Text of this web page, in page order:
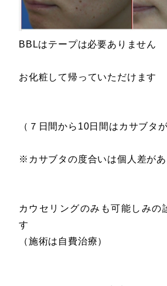
BBLはテープは必要ありません
お化粧して帰っていただけます
（７日間から10日間はカサブタ
※カサブタの度合いは個人差が
カウセリングのみも可能しみの
す
（施術は自費治療）